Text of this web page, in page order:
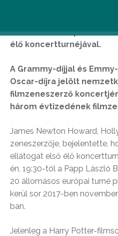
Budapestre is
élő koncertturnéjával.
A Grammy-díjjal és
Oscar-díjra jelölt
filmzeneszerző
három évtizedének
James Newton Howard,
zeneszerzője, bejelentette,
ellátogat első élő
én, 19:30-tól a Papp László
20 állomásos európai turné
kerül sor 2017-ben
ban.
Jelenleg a Harry Potter-